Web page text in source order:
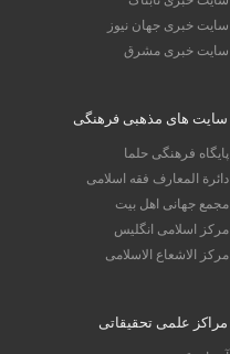
سایت خبری جهان نیوز
سایت خبری مشرق
سایت های مذهبی فرهنگی
پایگاه فرهنگی حلما
دائرة المعارف فقه اسلامی
مجمع جهانی اهل بیت
مرکز اسلامی انگلیس
مرکز الاشعاع الاسلامی
مراکز علمی تحقیقاتی